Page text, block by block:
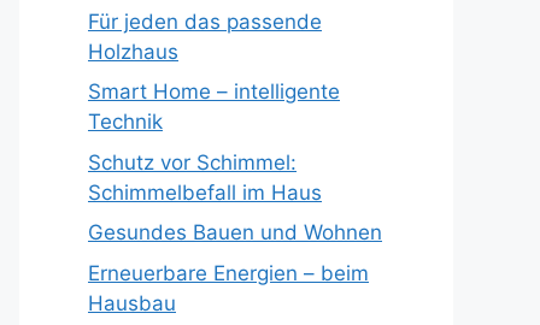
Für jeden das passende
Holzhaus
Smart Home – intelligente
Technik
Schutz vor Schimmel:
Schimmelbefall im Haus
Gesundes Bauen und Wohnen
Erneuerbare Energien – beim
Hausbau